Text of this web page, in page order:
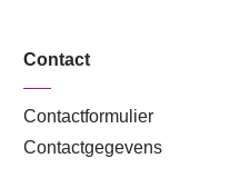
Contact
Contactformulier
Contactgegevens